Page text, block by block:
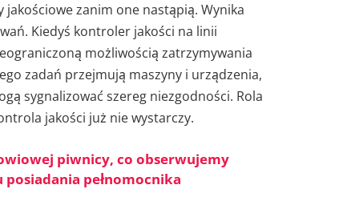
zanim one nastąpią. Wynika
Kiedyś kontroler jakości na linii
możliwością zatrzymywania
zadań przejmują maszyny i urządzenia,
sygnalizować szereg niezgodności. Rola
jakości już nie wystarczy.
piwnicy, co obserwujemy
posiadania pełnomocnika